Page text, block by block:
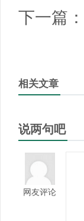
下一篇：
相关文章
说两句吧
网友评论